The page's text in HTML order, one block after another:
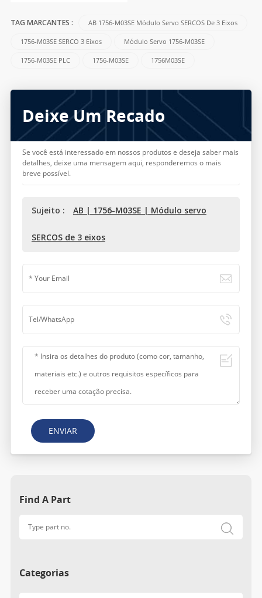
TAG MARCANTES : AB 1756-M03SE Módulo Servo SERCOS De 3 Eixos
1756-M03SE SERCO 3 Eixos Módulo Servo 1756-M03SE
1756-M03SE PLC 1756-M03SE 1756M03SE
Deixe Um Recado
Se você está interessado em nossos produtos e deseja saber mais
detalhes, deixe uma mensagem aqui, responderemos o mais
breve possível.
Sujeito : AB | 1756-M03SE | Módulo servo
SERCOS de 3 eixos
ENVIAR
Find A Part
Categorias